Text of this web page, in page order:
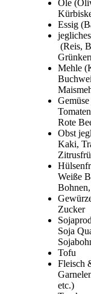
Öle
Essig
(Reis,
Mehle
Rote
Obst
Kaki,
Weiße
Zucker
Soja
Tofu
Fleisch
etc.)